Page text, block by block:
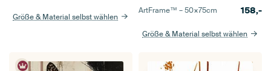
Größe & Material selbst wählen
ArtFrame™ –50×75cm 158,-
Größe & Material selbst wählen